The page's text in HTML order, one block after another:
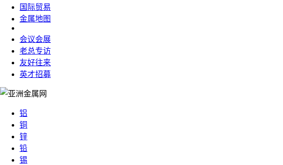
国际贸易
金属地图
会议会展
老总专访
友好往来
英才招募
铝
铜
锌
铅
锡